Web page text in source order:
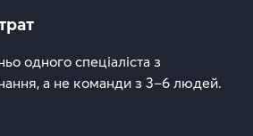
одного спеціаліста з
а не команди з 3–6 людей.